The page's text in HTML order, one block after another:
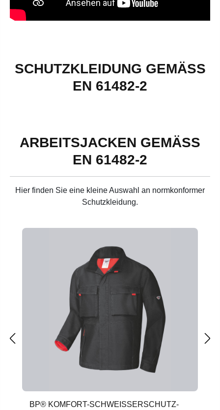
SCHUTZKLEIDUNG GEMÄSS E
N 61482-2
ARBEITSJACKEN GEMÄSS E
N 61482-2
Hier finden Sie eine kleine Auswahl an normkonformer
Schutzkleidung.
Produktgalerie überspringen
BP® KOMFORT-SCHWEISSERSCHUTZ-J